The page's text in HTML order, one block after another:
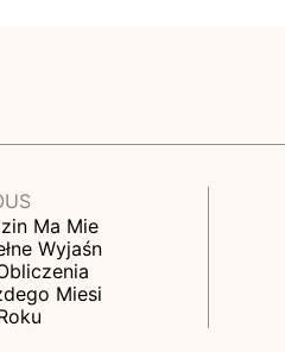
Ma Mie
Wyjaśn
Miesi